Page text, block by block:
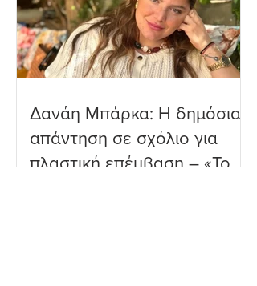
Δανάη Μπάρκα: Η δημόσια
απάντηση σε σχόλιο για
πλαστική επέμβαση – «Το